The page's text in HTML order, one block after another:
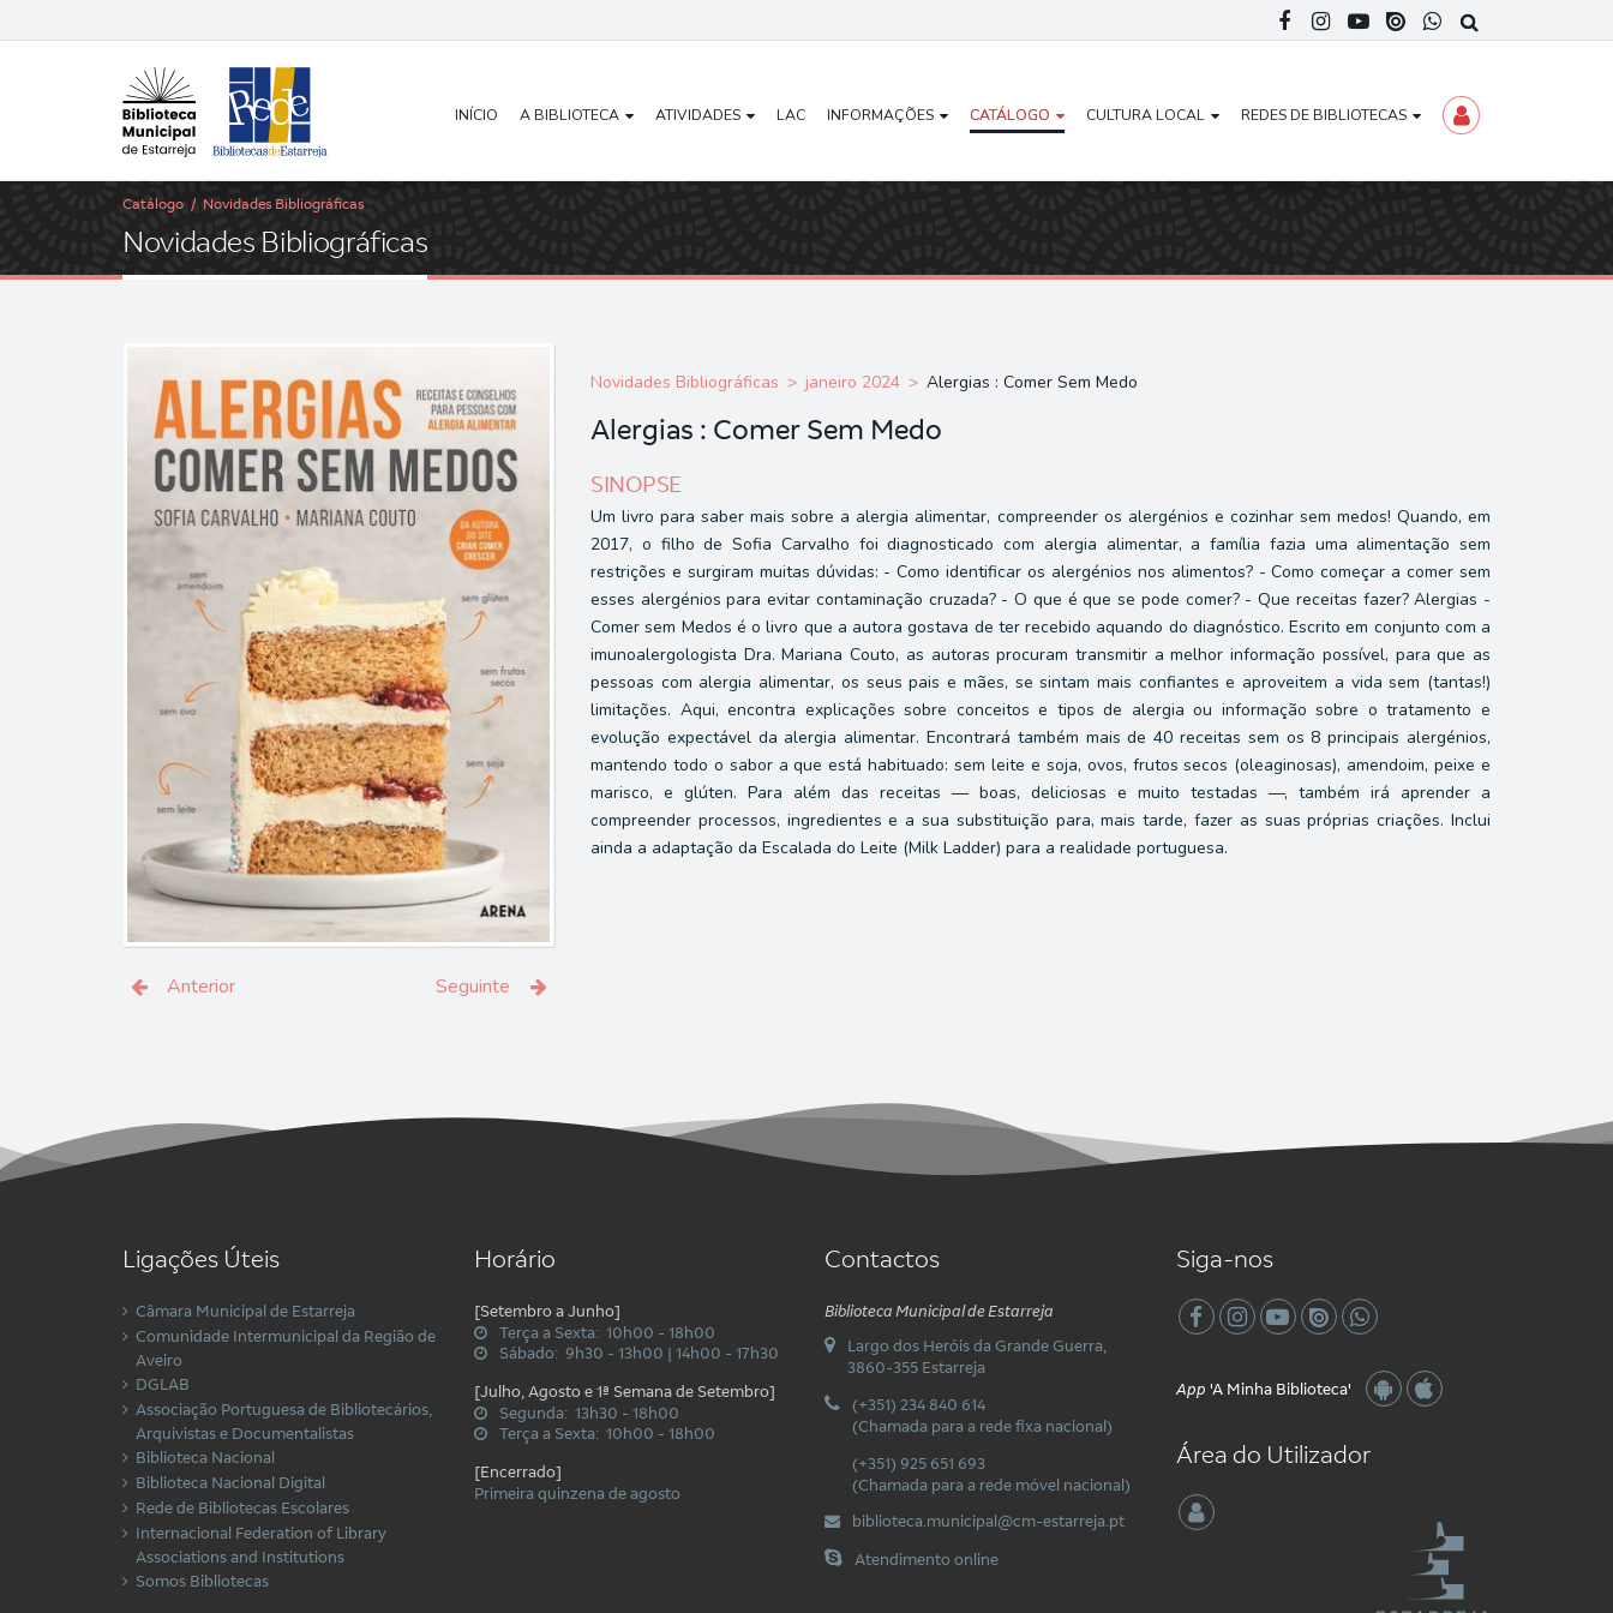
INÍCIO A BIBLIOTECA ATIVIDADES LAC INFORMAÇÕES CATÁLOGO CULTURA LOCAL REDES DE BIBLIOTECAS
Catálogo / Novidades Bibliográficas
Novidades Bibliográficas
Anterior Seguinte
Novidades Bibliográficas janeiro 2024 Alergias : Comer Sem Medo
Alergias : Comer Sem Medo
SINOPSE
Um livro para saber mais sobre a alergia alimentar, compreender os alergénios e cozinhar sem medos! Quando, em
2017, o filho de Sofia Carvalho foi diagnosticado com alergia alimentar, a família fazia uma alimentação sem
restrições e surgiram muitas dúvidas: - Como identificar os alergénios nos alimentos? - Como começar a comer sem
esses alergénios para evitar contaminação cruzada? - O que é que se pode comer? - Que receitas fazer? Alergias -
Comer sem Medos é o livro que a autora gostava de ter recebido aquando do diagnóstico. Escrito em conjunto com a
imunoalergologista Dra. Mariana Couto, as autoras procuram transmitir a melhor informação possível, para que as
pessoas com alergia alimentar, os seus pais e mães, se sintam mais confiantes e aproveitem a vida sem (tantas!)
limitações. Aqui, encontra explicações sobre conceitos e tipos de alergia ou informação sobre o tratamento e
evolução expectável da alergia alimentar. Encontrará também mais de 40 receitas sem os 8 principais alergénios,
mantendo todo o sabor a que está habituado: sem leite e soja, ovos, frutos secos (oleaginosas), amendoim, peixe e
marisco, e glúten. Para além das receitas — boas, deliciosas e muito testadas —, também irá aprender a
compreender processos, ingredientes e a sua substituição para, mais tarde, fazer as suas próprias criações. Inclui
ainda a adaptação da Escalada do Leite (Milk Ladder) para a realidade portuguesa.
Ligações Úteis
Câmara Municipal de Estarreja
Comunidade Intermunicipal da Região de
Aveiro
DGLAB
Associação Portuguesa de Bibliotecários,
Arquivistas e Documentalistas
Biblioteca Nacional
Biblioteca Nacional Digital
Rede de Bibliotecas Escolares
Internacional Federation of Library
Associations and Institutions
Somos Bibliotecas
Horário
[Setembro a Junho]
Terça a Sexta: 10h00 - 18h00
Sábado: 9h30 - 13h00 | 14h00 - 17h30
[Julho, Agosto e 1ª Semana de Setembro]
Segunda: 13h30 - 18h00
Terça a Sexta: 10h00 - 18h00
[Encerrado]
Primeira quinzena de agosto
Contactos
Biblioteca Municipal de Estarreja
Largo dos Heróis da Grande Guerra,
3860-355 Estarreja
(+351) 234 840 614
(Chamada para a rede fixa nacional)
(+351) 925 651 693
(Chamada para a rede móvel nacional)
biblioteca.municipal@cm-estarreja.pt
Atendimento online
Siga-nos
App 'A Minha Biblioteca'
Área do Utilizador